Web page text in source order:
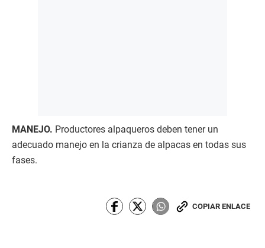
MANEJO. Productores alpaqueros deben tener un
adecuado manejo en la crianza de alpacas en todas sus
fases.
COPIAR ENLACE